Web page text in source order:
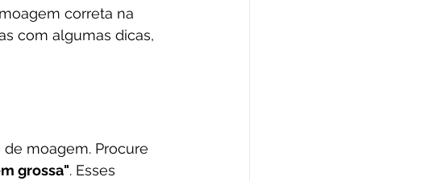
correta na
com algumas dicas,
moagem. Procure
grossa". Esses